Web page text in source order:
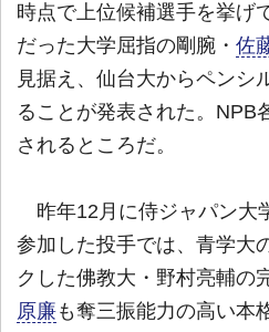
時点で上位候補選手を挙げ
だった大学屈指の剛腕・ 佐
見据え、仙台大からペンシ
ることが発表された。NPB
されるところだ。
昨年12月に侍ジャパン大
参加した投手では、青学大
クした佛教大・野村亮輔の
原廉も奪三振能力の高い本